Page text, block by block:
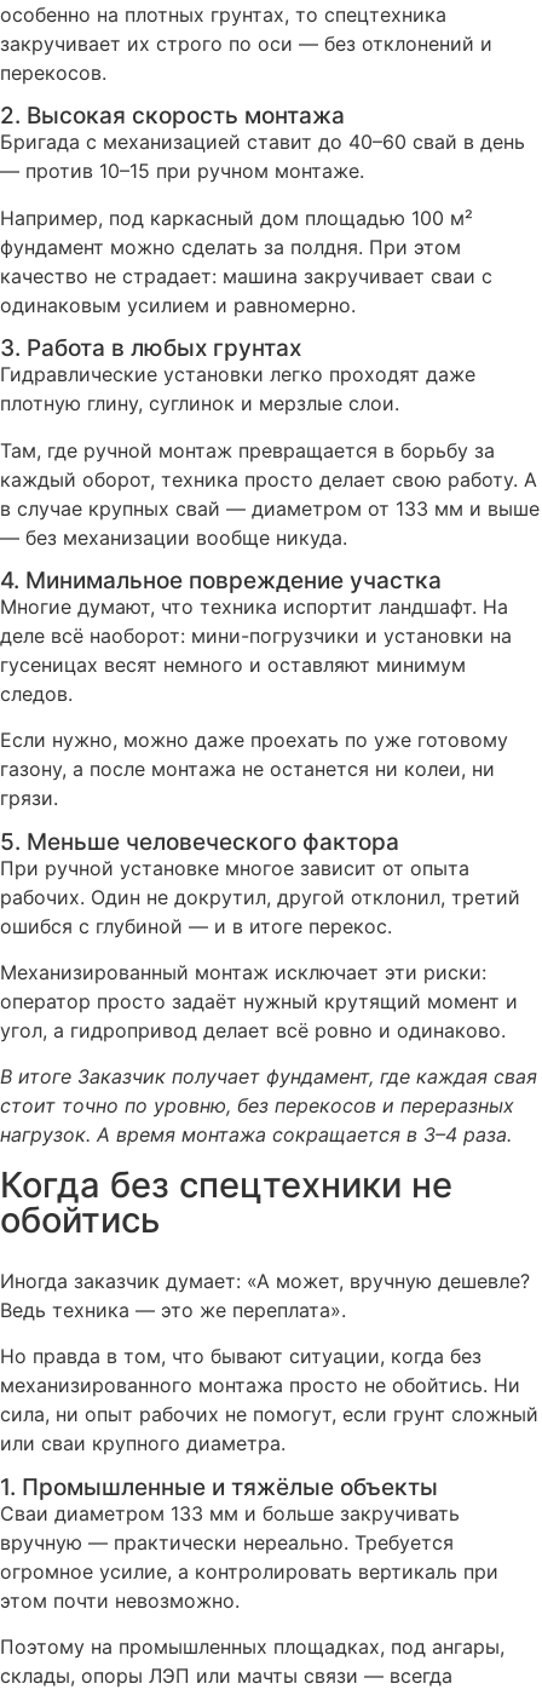
особенно на плотных грунтах, то спецтехника
закручивает их строго по оси — без отклонений и
перекосов.
2. Высокая скорость монтажа
Бригада с механизацией ставит до 40–60 свай в день
— против 10–15 при ручном монтаже.
Например, под каркасный дом площадью 100 м²
фундамент можно сделать за полдня. При этом
качество не страдает: машина закручивает сваи с
одинаковым усилием и равномерно.
3. Работа в любых грунтах
Гидравлические установки легко проходят даже
плотную глину, суглинок и мерзлые слои.
Там, где ручной монтаж превращается в борьбу за
каждый оборот, техника просто делает свою работу. А
в случае крупных свай — диаметром от 133 мм и выше
— без механизации вообще никуда.
4. Минимальное повреждение участка
Многие думают, что техника испортит ландшафт. На
деле всё наоборот: мини-погрузчики и установки на
гусеницах весят немного и оставляют минимум
следов.
Если нужно, можно даже проехать по уже готовому
газону, а после монтажа не останется ни колеи, ни
грязи.
5. Меньше человеческого фактора
При ручной установке многое зависит от опыта
рабочих. Один не докрутил, другой отклонил, третий
ошибся с глубиной — и в итоге перекос.
Механизированный монтаж исключает эти риски:
оператор просто задаёт нужный крутящий момент и
угол, а гидропривод делает всё ровно и одинаково.
В итоге Заказчик получает фундамент, где каждая свая
стоит точно по уровню, без перекосов и переразных
нагрузок. А время монтажа сокращается в 3–4 раза.
Когда без спецтехники не
обойтись
Иногда заказчик думает: «А может, вручную дешевле?
Ведь техника — это же переплата».
Но правда в том, что бывают ситуации, когда без
механизированного монтажа просто не обойтись. Ни
сила, ни опыт рабочих не помогут, если грунт сложный
или сваи крупного диаметра.
1. Промышленные и тяжёлые объекты
Сваи диаметром 133 мм и больше закручивать
вручную — практически нереально. Требуется
огромное усилие, а контролировать вертикаль при
этом почти невозможно.
Поэтому на промышленных площадках, под ангары,
склады, опоры ЛЭП или мачты связи — всегда